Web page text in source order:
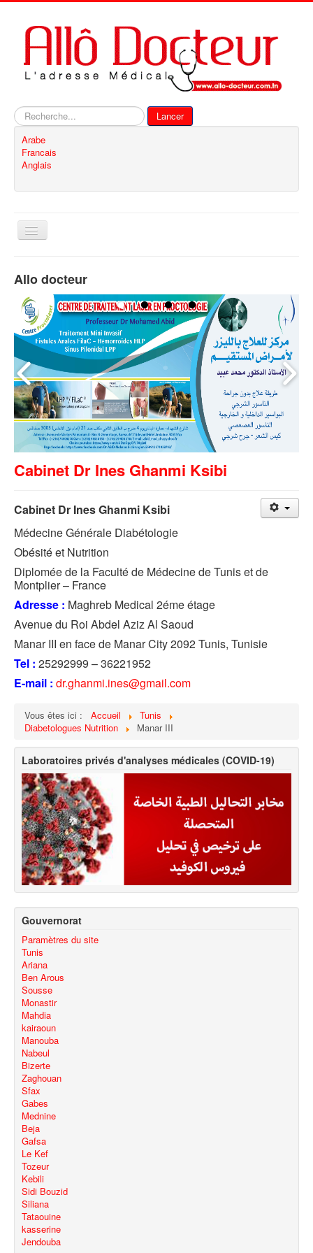
Rechercher
Lancer
Arabe
Francais
Anglais
Basculer
Contact
Allo docteur
Cabinet Dr Ines Ghanmi Ksibi
Cabinet Dr Ines Ghanmi Ksibi
Médecine Générale Diabétologie
Obésité et Nutrition
Diplomée de la Faculté de Médecine de Tunis et de
Montplier – France
Adresse : Maghreb Medical 2éme étage
Avenue du Roi Abdel Aziz Al Saoud
Manar III en face de Manar City 2092 Tunis, Tunisie
Tel : 25292999 – 36221952
E-mail : dr.ghanmi.ines@gmail.com
Vous êtes ici : Accueil
Tunis
Diabetologues Nutrition
Manar III
Laboratoires privés d'analyses médicales (COVID-19)
Gouvernorat
Paramètres du site
Tunis
Ariana
Ben Arous
Sousse
Monastir
Mahdia
kairaoun
Manouba
Nabeul
Bizerte
Zaghouan
Sfax
Gabes
Mednine
Beja
Gafsa
Le Kef
Tozeur
Kebili
Sidi Bouzid
Siliana
Tataouine
kasserine
Jendouba